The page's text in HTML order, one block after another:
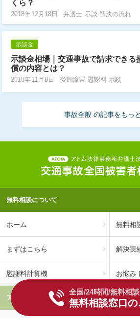
くら？
2018年12月18日 弁護士 示談 解決の流れ
示談金
示談金相場｜交通事故で請求できる
償の内容とは？
2018年11月8日 後遺障害 慰謝料 示談
事故全般 の記事をもっ
全国/24時間/無料相談
無料相談窓口の
無料相談について
ホーム 無料相
まずはこちら 解決実
慰謝料計算機 お悩み
アトム法律事務所について